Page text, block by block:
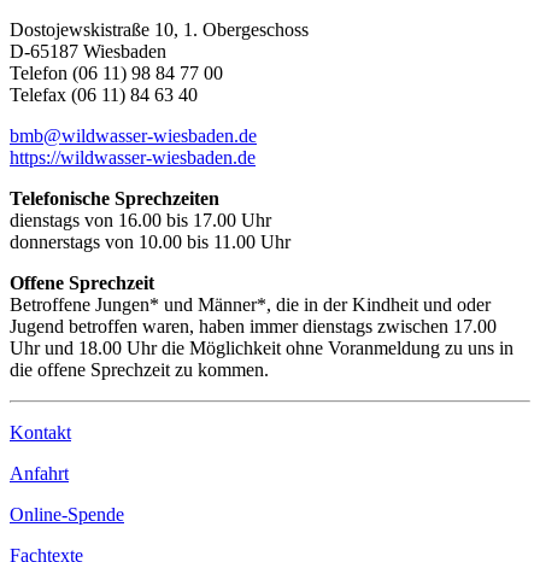
Dostojewskistraße 10, 1. Obergeschoss
D-65187 Wiesbaden
Telefon (06 11) 98 84 77 00
Telefax (06 11) 84 63 40
bmb@wildwasser-wiesbaden.de
https://wildwasser-wiesbaden.de
Telefonische Sprechzeiten
dienstags von 16.00 bis 17.00 Uhr
donnerstags von 10.00 bis 11.00 Uhr
Offene Sprechzeit
Betroffene Jungen* und Männer*, die in der Kindheit und oder
Jugend betroffen waren, haben immer dienstags zwischen 17.00
Uhr und 18.00 Uhr die Möglichkeit ohne Voranmeldung zu uns in
die offene Sprechzeit zu kommen.
Kontakt
Anfahrt
Online-Spende
Fachtexte